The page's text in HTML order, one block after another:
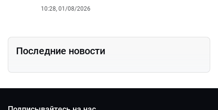
10:28, 01/08/2026
Последние новости